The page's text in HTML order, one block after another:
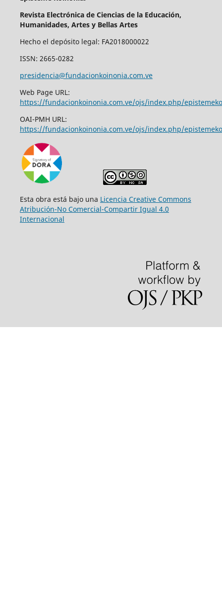
Revista Electrónica de Ciencias de la Educación,
Humanidades, Artes y Bellas Artes
Hecho el depósito legal: FA2018000022
ISSN: 2665-0282
presidencia@fundacionkoinonia.com.ve
Web Page URL:
https://fundacionkoinonia.com.ve/ojs/index.php/
OAI-PMH URL:
https://fundacionkoinonia.com.ve/ojs/index.php/
Esta obra está bajo una Licencia Creative Commons
Atribución-No Comercial-Compartir Igual 4.0
Internacional